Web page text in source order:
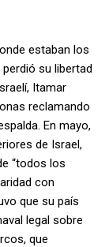
estaban los
su libertad
Itamar
reclamando
En mayo,
de Israel,
“todos los
con
que su país
legal sobre
que